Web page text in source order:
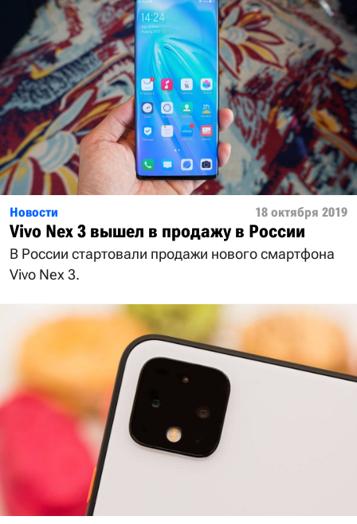
Новости 18 октября 2019
Vivo Nex 3 вышел в продажу в России
В России стартовали продажи нового смартфона
Vivo Nex 3.